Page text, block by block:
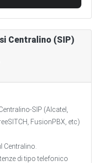
Centralino (SIP)
SIP (Alcatel,
FusionPBX, etc)
Centralino.
di tipo telefonico